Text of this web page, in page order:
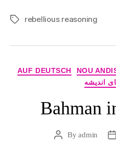
Tagsrebellious reasoning
AUF DEUTSCH NOU
اندیشه
Bahman
PostByadmin